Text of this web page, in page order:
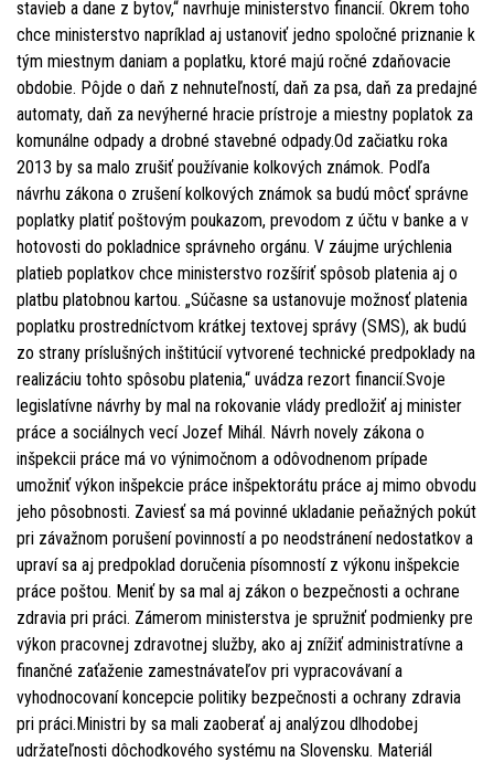
stavieb a dane z bytov,“ navrhuje ministerstvo financií. Okrem toho
chce ministerstvo napríklad aj ustanoviť jedno spoločné priznanie k
tým miestnym daniam a poplatku, ktoré majú ročné zdaňovacie
obdobie. Pôjde o daň z nehnuteľností, daň za psa, daň za predajné
automaty, daň za nevýherné hracie prístroje a miestny poplatok za
komunálne odpady a drobné stavebné odpady.Od začiatku roka
2013 by sa malo zrušiť používanie kolkových známok. Podľa
návrhu zákona o zrušení kolkových známok sa budú môcť správne
poplatky platiť poštovým poukazom, prevodom z účtu v banke a v
hotovosti do pokladnice správneho orgánu. V záujme urýchlenia
platieb poplatkov chce ministerstvo rozšíriť spôsob platenia aj o
platbu platobnou kartou. „Súčasne sa ustanovuje možnosť platenia
poplatku prostredníctvom krátkej textovej správy (SMS), ak budú
zo strany príslušných inštitúcií vytvorené technické predpoklady na
realizáciu tohto spôsobu platenia,“ uvádza rezort financií.Svoje
legislatívne návrhy by mal na rokovanie vlády predložiť aj minister
práce a sociálnych vecí Jozef Mihál. Návrh novely zákona o
inšpekcii práce má vo výnimočnom a odôvodnenom prípade
umožniť výkon inšpekcie práce inšpektorátu práce aj mimo obvodu
jeho pôsobnosti. Zaviesť sa má povinné ukladanie peňažných pokút
pri závažnom porušení povinností a po neodstránení nedostatkov a
upraví sa aj predpoklad doručenia písomností z výkonu inšpekcie
práce poštou. Meniť by sa mal aj zákon o bezpečnosti a ochrane
zdravia pri práci. Zámerom ministerstva je spružniť podmienky pre
výkon pracovnej zdravotnej služby, ako aj znížiť administratívne a
finančné zaťaženie zamestnávateľov pri vypracovávaní a
vyhodnocovaní koncepcie politiky bezpečnosti a ochrany zdravia
pri práci.Ministri by sa mali zaoberať aj analýzou dlhodobej
udržateľnosti dôchodkového systému na Slovensku. Materiál